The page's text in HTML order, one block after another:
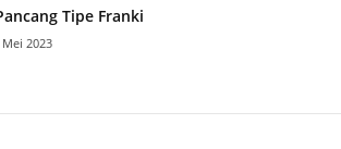
Tipe Franki
Mei 2023